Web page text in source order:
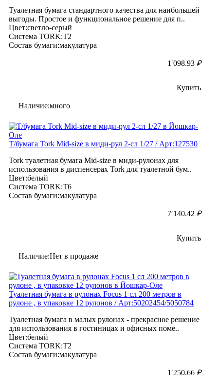
Туалетная бумага стандартного качества для наибольшей
выгоды. Простое и функциональное решение для п..
Цвет:светло-серый
Система TORK:T2
Состав бумаги:макулатура
1′098.93 ₽
Купить
Наличие:много
Т/бумага Tork Mid-size в миди-рул 2-сл 1/27 / Арт:127530
Tork туалетная бумага Mid-size в миди-рулонах для
использования в диспенсерах Tork для туалетной бум..
Цвет:белый
Система TORK:T6
Состав бумаги:макулатура
7′140.42 ₽
Купить
Наличие:Нет в продаже
Туалетная бумага в рулонах Focus 1 сл 200 метров в
рулоне , в упаковке 12 рулонов / Арт:50202454/5050784
Туалетная бумага в малых рулонах - прекрасное решение
для использования в гостиницах и офисных поме..
Цвет:белый
Система TORK:T2
Состав бумаги:макулатура
1′250.66 ₽